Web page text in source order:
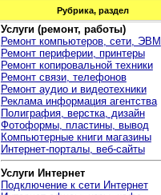
Рубрика, раздел
Услуги (ремонт, работы)
Ремонт компьютеров, сети, ЭВМ
Ремонт периферии, принтеры
Ремонт копировальной техники
Ремонт связи, телефонов
Ремонт аудио и видеотехники
Реклама информация агентства
Полиграфия, верстка, дизайн
Фотоформы, пластины, вывод
Компьютерные книги магазины
Интернет-порталы, веб-сайты
Услуги Интернет
Подключение к сети Интернет